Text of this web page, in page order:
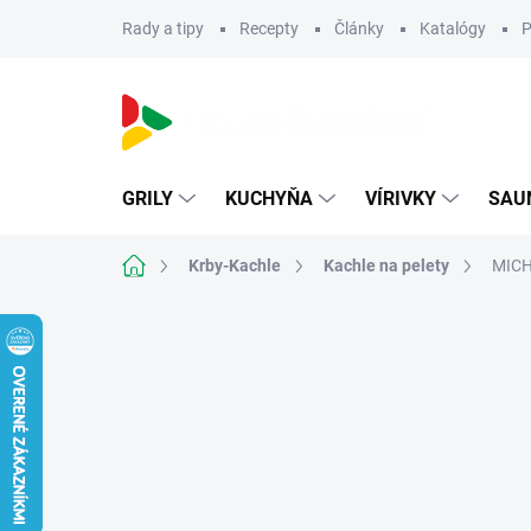
Rady a tipy Recepty Články Katalógy
GRILY KUCHYŇA VÍRIVKY
DomovKrby-Kachle Kachle na pelety